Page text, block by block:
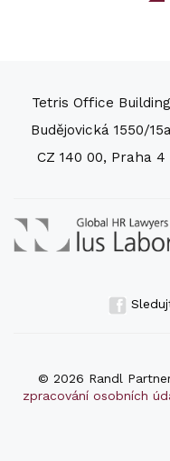
Tetris Office Building
Budějovická 1550/
CZ 140 00, Praha 4
© 2026 Randl
zpracování osobních